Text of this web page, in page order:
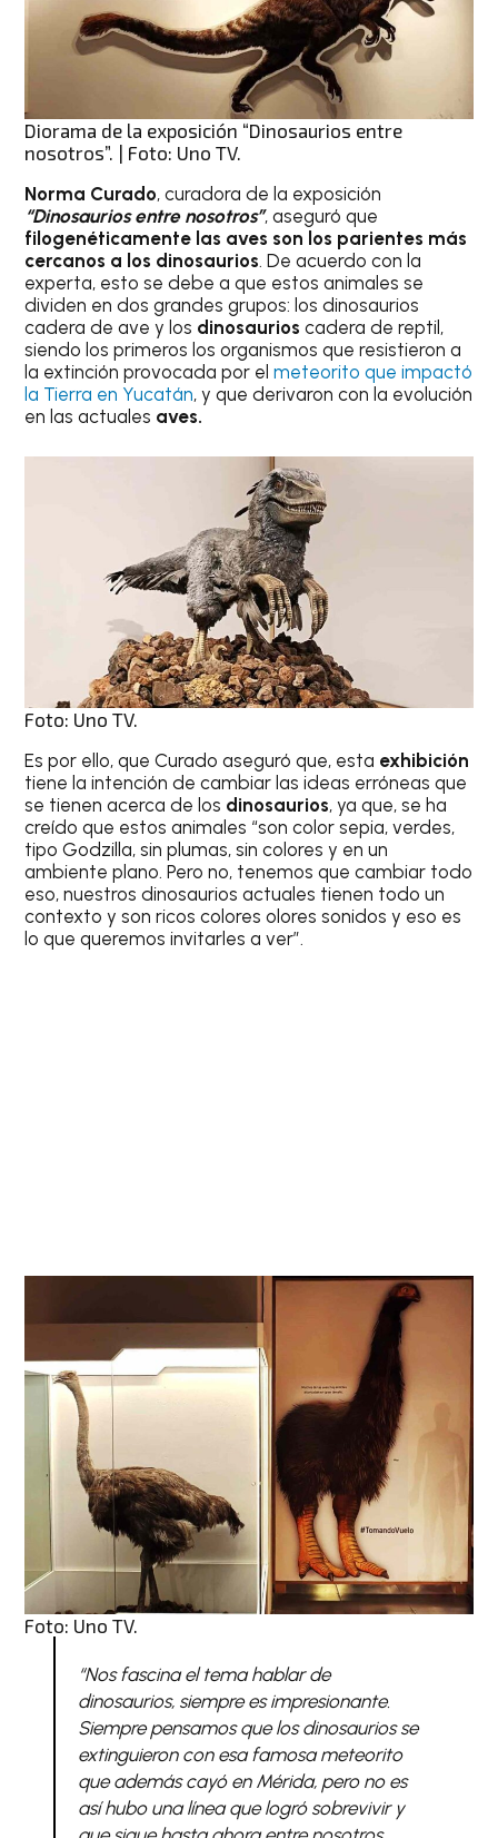
Diorama de la exposición “Dinosaurios entre
nosotros”. | Foto: Uno TV.
Norma Curado, curadora de la exposición
“Dinosaurios entre nosotros”, aseguró que
filogenéticamente las aves son los parientes más
cercanos a los dinosaurios. De acuerdo con la
experta, esto se debe a que estos animales se
dividen en dos grandes grupos: los dinosaurios
cadera de ave y los dinosaurioscadera de reptil,
siendo los primeros los organismos que resistieron a
la extinción provocada por elmeteorito que impactó
la Tierra en Yucatán, y que derivaron con la evolución
en las actuales aves.
Foto: Uno TV.
Es por ello, que Curado aseguró que, esta exhibición
tiene la intención de cambiar las ideas erróneas que
se tienen acerca de los dinosaurios, ya que, se ha
creído que estos animales “son color sepia, verdes,
tipo Godzilla, sin plumas, sin colores y en un
ambiente plano. Pero no, tenemos que cambiar todo
eso, nuestros dinosaurios actuales tienen todo un
contexto y son ricos colores olores sonidos y eso es
lo que queremos invitarles a ver”.
Foto: Uno TV.
“Nos fascina el tema hablar de
dinosaurios, siempre es impresionante.
Siempre pensamos que los dinosaurios se
extinguieron con esa famosa meteorito
que además cayó en Mérida, pero no es
así hubo una línea que logró sobrevivir y